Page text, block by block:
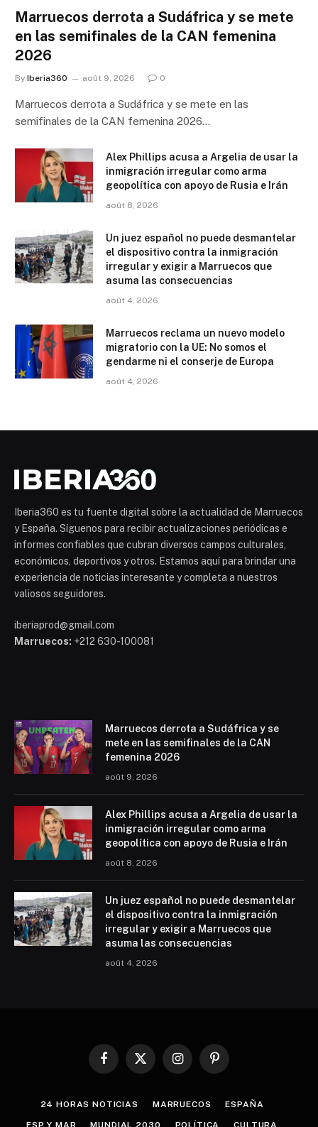
Marruecos derrota a Sudáfrica y se mete
en las semifinales de la CAN femenina
2026
By Iberia360 août 9, 2026 0
Marruecos derrota a Sudáfrica y se mete en las
semifinales de la CAN femenina 2026…
Alex Phillips acusa a Argelia de usar la
inmigración irregular como arma
geopolítica con apoyo de Rusia e Irán
août 8, 2026
Un juez español no puede desmantelar
el dispositivo contra la inmigración
irregular y exigir a Marruecos que
asuma las consecuencias
août 4, 2026
Marruecos reclama un nuevo modelo
migratorio con la UE: No somos el
gendarme ni el conserje de Europa
août 4, 2026
Iberia360 es tu fuente digital sobre la actualidad de Marruecos
y España. Síguenos para recibir actualizaciones periódicas e
informes confiables que cubran diversos campos culturales,
económicos, deportivos y otros. Estamos aquí para brindar una
experiencia de noticias interesante y completa a nuestros
valiosos seguidores.
iberiaprod@gmail.com
Marruecos: +212 630-100081
Marruecos derrota a Sudáfrica y se
mete en las semifinales de la CAN
femenina 2026
août 9, 2026
Alex Phillips acusa a Argelia de usar la
inmigración irregular como arma
geopolítica con apoyo de Rusia e Irán
août 8, 2026
Un juez español no puede desmantelar
el dispositivo contra la inmigración
irregular y exigir a Marruecos que
asuma las consecuencias
août 4, 2026
Facebook
X
InstagramPinterest
24 HORAS NOTICIAS MARRUECOS ESPAÑA
ESP Y MAR MUNDIAL 2030 POLÍTICA CULTURA